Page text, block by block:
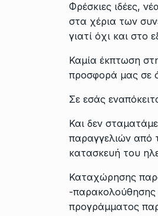
Φρέσκιες ιδέες,
στα χέρια των
γιατί όχι και στο
Καμία έκπτωση
προσφορά μας σε
Σε εσάς
Και δεν
παραγγελιών από
κατασκευή του
Καταχώρησης
-παρακολούθησης
προγράμματος